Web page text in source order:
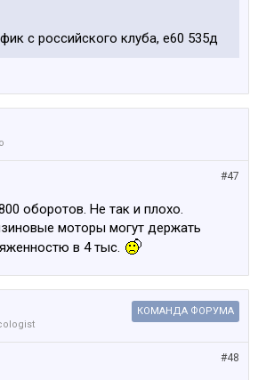
с российского клуба, е60 535д
#47
оборотов. Не так и плохо.
моторы могут держать
в 4 тыс.
КОМАНДА ФОРУМА
#48